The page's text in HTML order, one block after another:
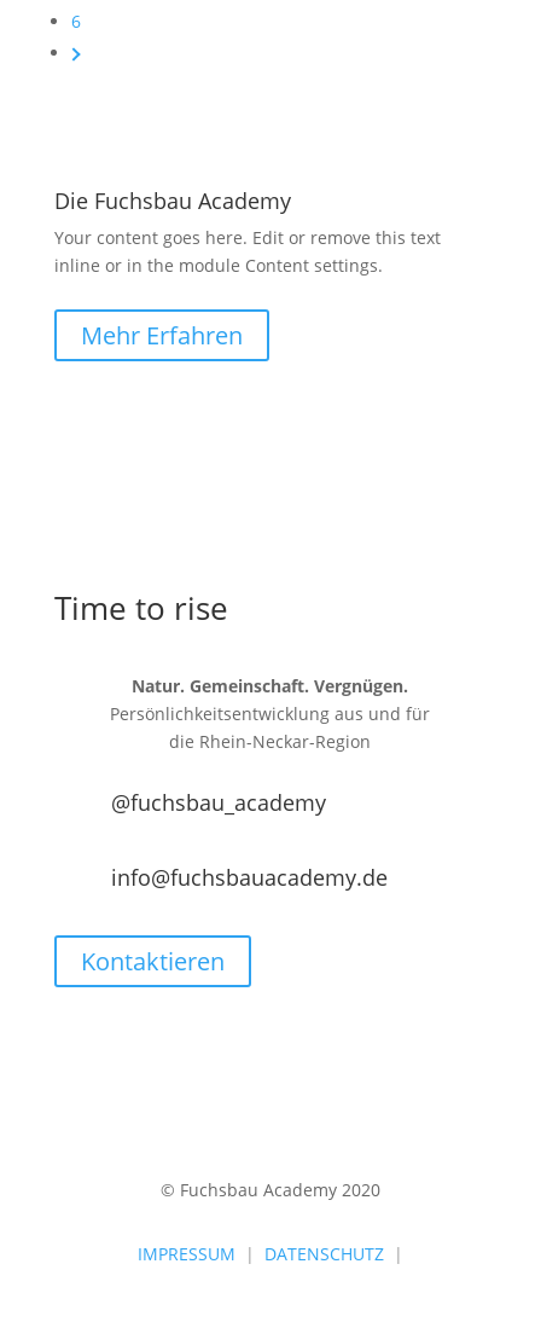
6
Die Fuchsbau Academy
Your content goes here. Edit or remove this text
inline or in the module Content settings.
Mehr Erfahren
Time to rise
Natur. Gemeinschaft. Vergnügen.
Persönlichkeitsentwicklung aus und für
die Rhein-Neckar-Region
@fuchsbau_academy
info@fuchsbauacademy.de
Kontaktieren
© Fuchsbau Academy 2020
IMPRESSUM | DATENSCHUTZ |